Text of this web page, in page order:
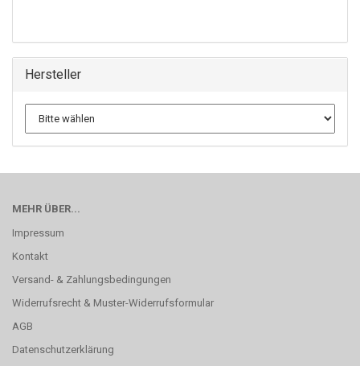
Hersteller
MEHR ÜBER...
Impressum
Kontakt
Versand- & Zahlungsbedingungen
Widerrufsrecht & Muster-Widerrufsformular
AGB
Datenschutzerklärung